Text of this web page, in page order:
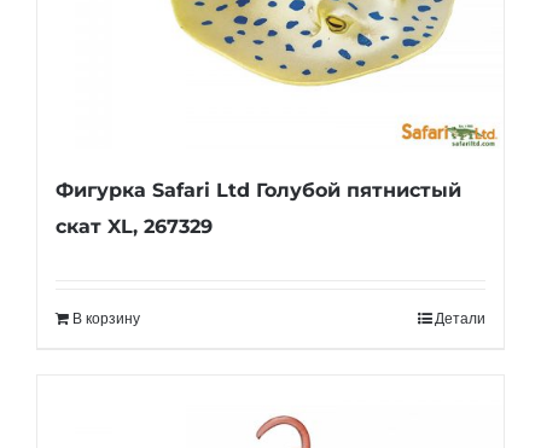
Фигурка Safari Ltd Голубой пятнистый
скат XL, 267329
В корзину Детали